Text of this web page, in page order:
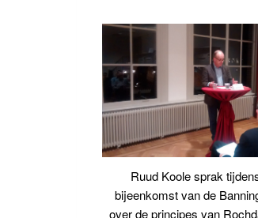
Ruud Koole sprak
bijeenkomst van de
over de principes van